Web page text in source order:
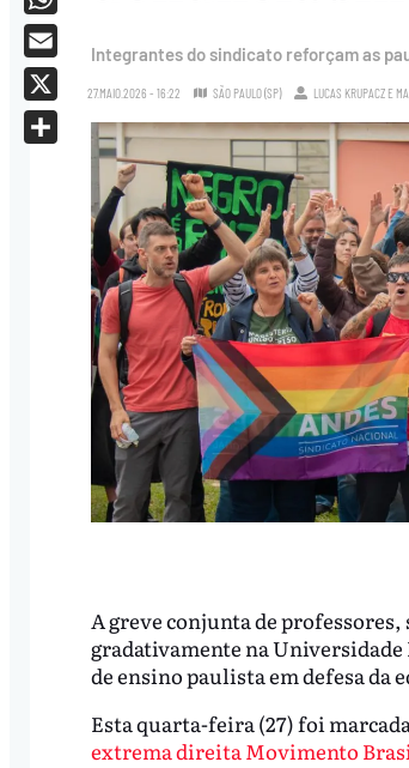
Integrantes do sindicato reforçam as
27.MAIO.2026 - 16:22 SÃO PAULO (SP) LUCAS KRUPACZ E
A greve conjunta de
gradativamente na
de ensino paulista em defesa da
Esta quarta-feira (27) foi
extrema direita Movimento
WhatsApp
Email
X